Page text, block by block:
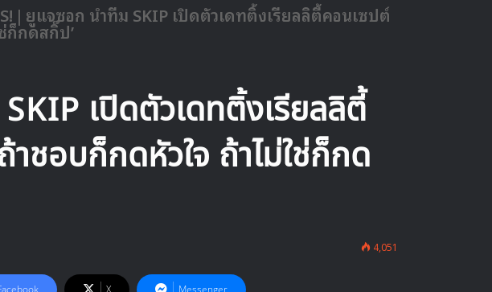
| ยูแจซอก นำทีม SKIP เปิดตัวเดทติ้งเรียลลิตี้คอนเซปต์
ก็กดสกิ๊ป’
เปิดตัวเดทติ้งเรียลลิตี้
าชอบก็กดหัวใจ ถ้าไม่ใช่ก็กด
4,051
X Messenger